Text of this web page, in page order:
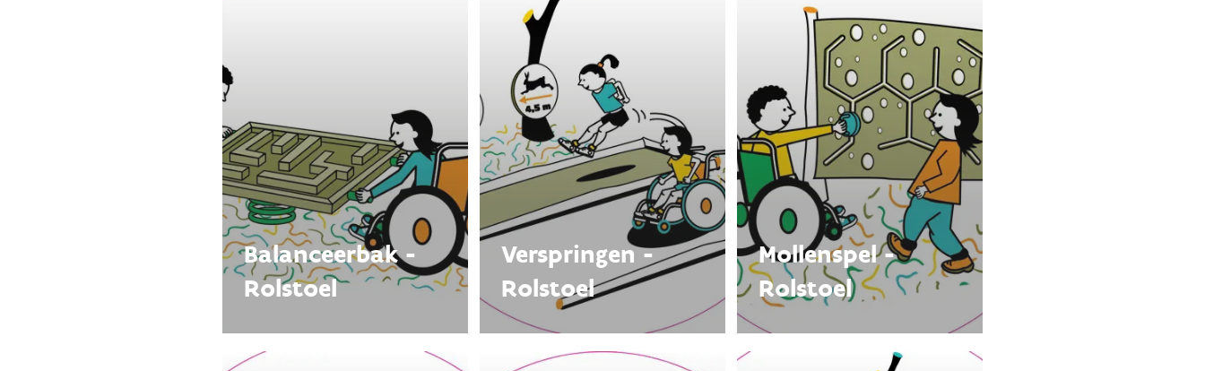
Balanceerbak -
Rolstoel
Verspringen -
Rolstoel
Mollenspel -
Rolstoel